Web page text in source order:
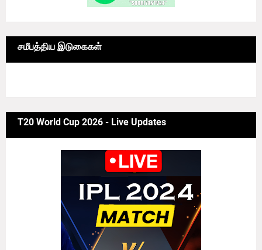
சமீபத்திய இடுகைகள்
T20 World Cup 2026 - Live Updates